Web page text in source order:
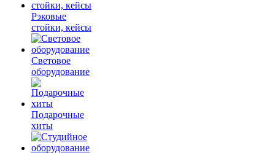
Рэковые
стойки, кейсы
Световое
оборудование
Подарочные
хиты